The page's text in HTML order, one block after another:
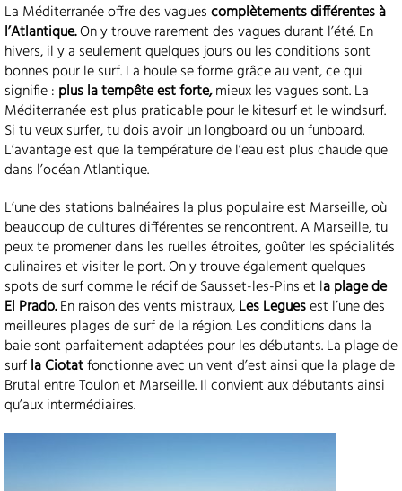
La Méditerranée offre des vaguescomplètements différentes à
l’Atlantique.On y trouve rarement des vagues durant l’été. En
hivers, il y a seulement quelques jours ou les conditions sont
bonnes pour le surf. La houle se forme grâce au vent, ce qui
signifie : plus la tempête est forte,mieux les vagues sont. La
Méditerranée est plus praticable pour le kitesurf et le windsurf.
Si tu veux surfer, tu dois avoir un longboard ou un funboard.
L’avantage est que la température de l’eau est plus chaude que
dans l’océan Atlantique.
L’une des stations balnéaires la plus populaire est Marseille, où
beaucoup de cultures différentes se rencontrent. A Marseille, tu
peux te promener dans les ruelles étroites, goûter les spécialités
culinaires et visiter le port. On y trouve également quelques
spots de surf comme le récif de Sausset-les-Pins et la plage de
El Prado.En raison des vents mistraux,Les Leguesest l’une des
meilleures plages de surf de la région. Les conditions dans la
baie sont parfaitement adaptées pour les débutants. La plage de
surfla Ciotatfonctionne avec un vent d’est ainsi que la plage de
Brutal entre Toulon et Marseille. Il convient aux débutants ainsi
qu’aux intermédiaires.